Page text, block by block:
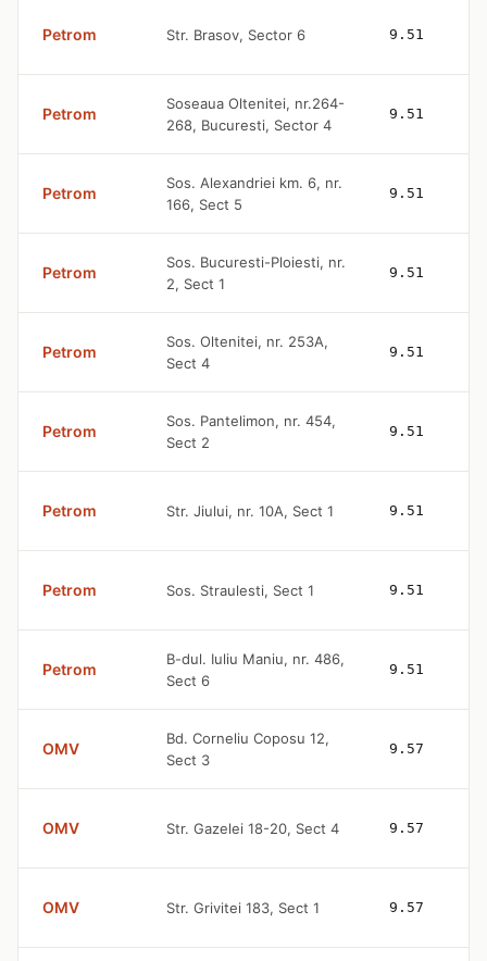
Petrom Str. Brasov, Sector 6 9.51
Petrom
Soseaua Oltenitei, nr.264-
268, Bucuresti, Sector 4
9.51
Petrom
Sos. Alexandriei km. 6, nr.
166, Sect 5
9.51
Petrom
Sos. Bucuresti-Ploiesti, nr.
2, Sect 1
9.51
Petrom
Sos. Oltenitei, nr. 253A,
Sect 4
9.51
Petrom
Sos. Pantelimon, nr. 454,
Sect 2
9.51
Petrom Str. Jiului, nr. 10A, Sect 1 9.51
Petrom Sos. Straulesti, Sect 1 9.51
Petrom
B-dul. Iuliu Maniu, nr. 486,
Sect 6
9.51
OMV
Bd. Corneliu Coposu 12,
Sect 3
9.57
OMV Str. Gazelei 18-20, Sect 4 9.57
OMV Str. Grivitei 183, Sect 1 9.57